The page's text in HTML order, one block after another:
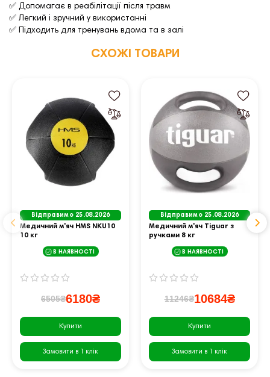
✅ Допомагає в реабілітації після травм
✅ Легкий і зручний у використанні
✅ Підходить для тренувань вдома та в залі
СХОЖІ ТОВАРИ
Відправимо 25.08.2026
Медичний м'яч HMS NKU10
10 кг
В НАЯВНОСТІ
6505₴6180₴
Купити
Замовити в 1 клік
Відправимо 25.08.2026
Медичний м'яч Tiguar з
ручками 8 кг
В НАЯВНОСТІ
11246₴10684₴
Купити
Замовити в 1 клік